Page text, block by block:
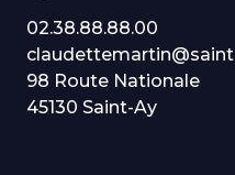
02.38.88.88.00
98 Route Nationale
45130 Saint-Ay